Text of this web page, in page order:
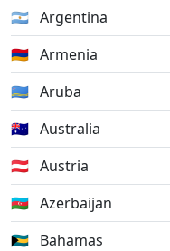
🇦🇷 Argentina
🇦🇲 Armenia
🇦🇼 Aruba
🇦🇺 Australia
🇦🇹 Austria
🇦🇿 Azerbaijan
🇧🇸 Bahamas